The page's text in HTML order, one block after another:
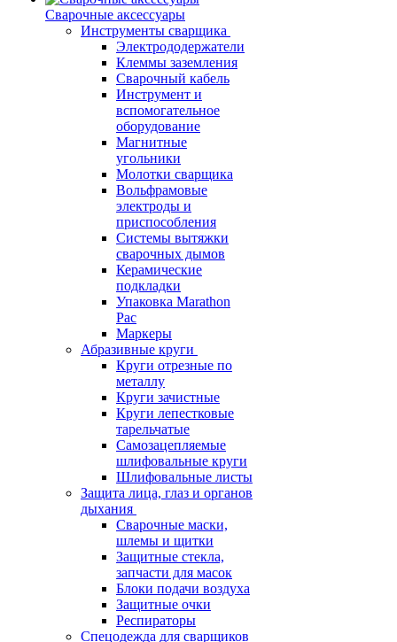
Сварочные аксессуары
Инструменты сварщика
Электрододержатели
Клеммы заземления
Сварочный кабель
Инструмент и
вспомогательное
оборудование
Магнитные
угольники
Молотки сварщика
Вольфрамовые
электроды и
приспособления
Системы вытяжки
сварочных дымов
Керамические
подкладки
Упаковка Marathon
Pac
Маркеры
Абразивные круги
Круги отрезные по
металлу
Круги зачистные
Круги лепестковые
тарельчатые
Самозацепляемые
шлифовальные круги
Шлифовальные листы
Защита лица, глаз и органов
дыхания
Сварочные маски,
шлемы и щитки
Защитные стекла,
запчасти для масок
Блоки подачи воздуха
Защитные очки
Респираторы
Спецодежда для сварщиков